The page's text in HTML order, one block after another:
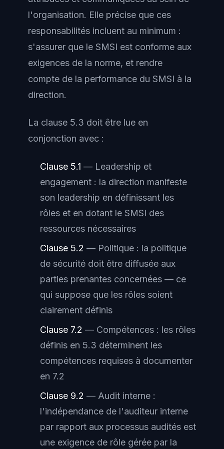
l'organisation. Elle précise que ces
responsabilités incluent au minimum :
s'assurer que le SMSI est conforme aux
exigences de la norme, et rendre
compte de la performance du SMSI à la
direction.
La clause 5.3 doit être lue en
conjonction avec :
Clause 5.1 — Leadership et
engagement : la direction manifeste
son leadership en définissant les
rôles et en dotant le SMSI des
ressources nécessaires
Clause 5.2 — Politique : la politique
de sécurité doit être diffusée aux
parties prenantes concernées — ce
qui suppose que les rôles soient
clairement définis
Clause 7.2 — Compétences : les rôles
définis en 5.3 déterminent les
compétences requises à documenter
en 7.2
Clause 9.2 — Audit interne :
l'indépendance de l'auditeur interne
par rapport aux processus audités est
une exigence de rôle gérée par la